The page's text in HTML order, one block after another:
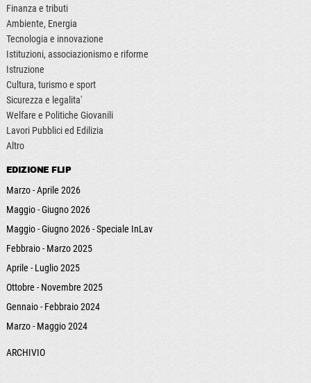
Finanza e tributi
Ambiente, Energia
Tecnologia e innovazione
Istituzioni, associazionismo e riforme
Istruzione
Cultura, turismo e sport
Sicurezza e legalita'
Welfare e Politiche Giovanili
Lavori Pubblici ed Edilizia
Altro
EDIZIONE FLIP
Marzo - Aprile 2026
Maggio - Giugno 2026
Maggio - Giugno 2026 - Speciale InLav
Febbraio - Marzo 2025
Aprile - Luglio 2025
Ottobre - Novembre 2025
Gennaio - Febbraio 2024
Marzo - Maggio 2024
ARCHIVIO